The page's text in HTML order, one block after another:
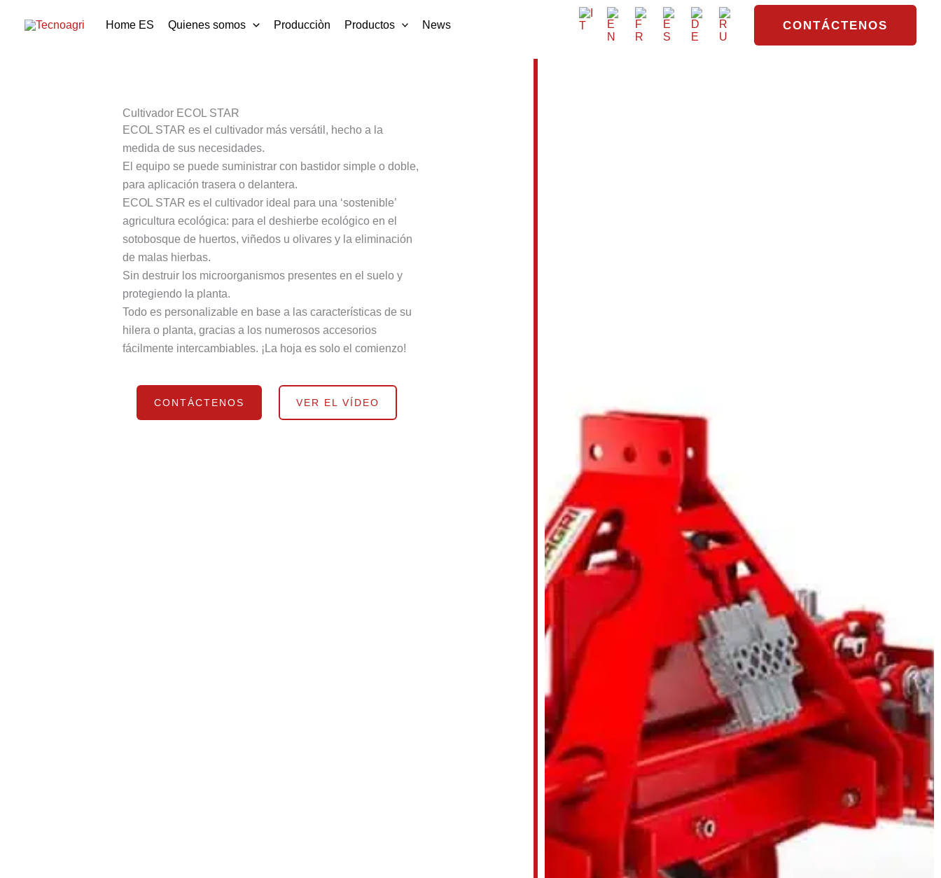
Home ES Quienes somos Producciòn Productos News CONTÁCTENOS
Cultivador ECOL STAR
ECOL STAR es el cultivador más versátil, hecho a la
medida de sus necesidades.
El equipo se puede suministrar con bastidor simple o doble,
para aplicación trasera o delantera.
ECOL STAR es el cultivador ideal para una ‘sostenible’
agricultura ecológica: para el deshierbe ecológico en el
sotobosque de huertos, viñedos u olivares y la eliminación
de malas hierbas.
Sin destruir los microorganismos presentes en el suelo y
protegiendo la planta.
Todo es personalizable en base a las características de su
hilera o planta, gracias a los numerosos accesorios
fácilmente intercambiables. ¡La hoja es solo el comienzo!
CONTÁCTENOS VER EL VÍDEO